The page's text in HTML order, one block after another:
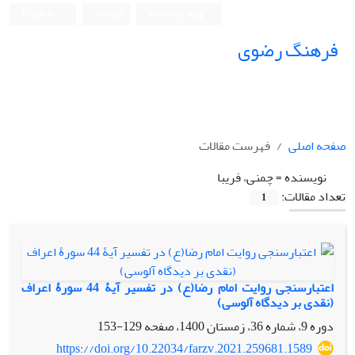
فرهنگ رضوی
صفحه اصلی
فهرست مقالات
نویسنده =چمنی، فریبا
تعداد مقالات:
1
اعتبارسنجی روایت امام رضا(ع) در تفسیر آیۀ 44 سورۀ اعراف
(نقدی بر دیدگاه آلوسی)
دوره 9، شماره 36، زمستان 1400، صفحه
129-153
https://doi.org/10.22034/farzv.2021.259681.1589